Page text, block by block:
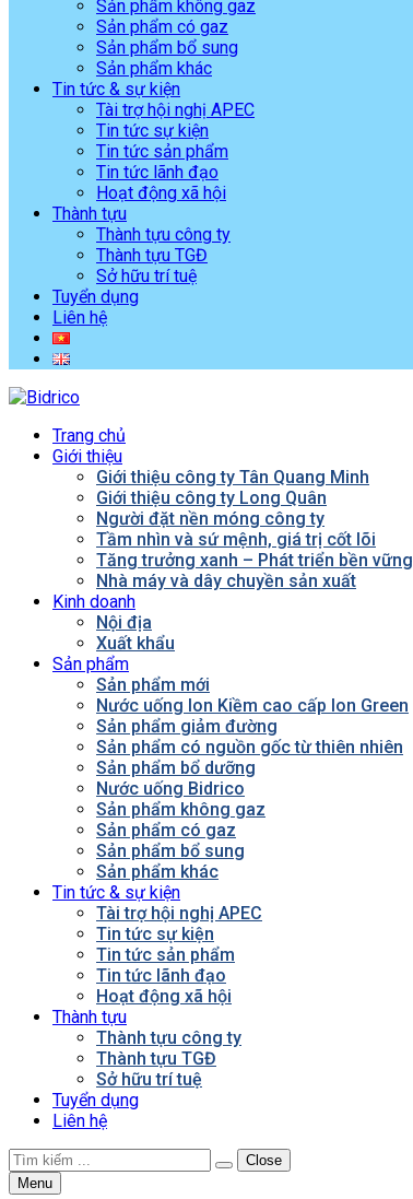
Sản phẩm không gaz
Sản phẩm có gaz
Sản phẩm bổ sung
Sản phẩm khác
Tin tức & sự kiện
Tài trợ hội nghị APEC
Tin tức sự kiện
Tin tức sản phẩm
Tin tức lãnh đạo
Hoạt động xã hội
Thành tựu
Thành tựu công ty
Thành tựu TGĐ
Sở hữu trí tuệ
Tuyển dụng
Liên hệ
Trang chủ
Giới thiệu
Giới thiệu công ty Tân Quang Minh
Giới thiệu công ty Long Quân
Người đặt nền móng công ty
Tầm nhìn và sứ mệnh, giá trị cốt lõi
Tăng trưởng xanh – Phát triển bền vững
Nhà máy và dây chuyền sản xuất
Kinh doanh
Nội địa
Xuất khẩu
Sản phẩm
Sản phẩm mới
Nước uống Ion Kiềm cao cấp Ion Green
Sản phẩm giảm đường
Sản phẩm có nguồn gốc từ thiên nhiên
Sản phẩm bổ dưỡng
Nước uống Bidrico
Sản phẩm không gaz
Sản phẩm có gaz
Sản phẩm bổ sung
Sản phẩm khác
Tin tức & sự kiện
Tài trợ hội nghị APEC
Tin tức sự kiện
Tin tức sản phẩm
Tin tức lãnh đạo
Hoạt động xã hội
Thành tựu
Thành tựu công ty
Thành tựu TGĐ
Sở hữu trí tuệ
Tuyển dụng
Liên hệ
Close
Menu